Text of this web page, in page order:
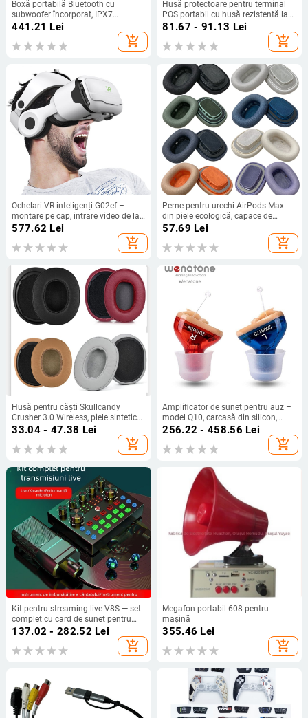
Boxă portabilă Bluetooth cu
subwoofer încorporat, IPX7
rezistent la apă, 40W, Bluetooth 5.3,
4000mAh
441.21 Lei
add_shopping_cart
Husă protectoare pentru terminal
POS portabil cu husă rezistentă la
apă și curea de umăr (Model V2-
333; Marcă Spring pie; Compatibil
cu PDA, cititor RFID, POS; Origine
81.67 - 91.13 Lei
add_shopping_cart
Ochelari VR inteligenți G02ef –
montare pe cap, intrare video de la
telefonul mobil, rezoluție 720–1080,
577.62 Lei
add_shopping_cart
Perne pentru urechi AirPods Max
din piele ecologică, capace de
înlocuire compatibile cu generația 1
57.69 Lei
add_shopping_cart
Husă pentru căști Skullcandy
Crusher 3.0 Wireless, piele sintetică,
compatibilă OEM, pentru
33.04 - 47.38 Lei
add_shopping_cart
Amplificator de sunet pentru auz –
model Q10, carcasă din silicon,
funcție: colectare sunet și sprijin
256.22 - 458.56 Lei
add_shopping_cart
Kit pentru streaming live V8S — set
complet cu card de sunet pentru
transmisiuni mobile, potrivit pentru
influenceri, universal, avansat
137.02 - 282.52 Lei
add_shopping_cart
Megafon portabil 608 pentru
mașină
355.46 Lei
add_shopping_cart